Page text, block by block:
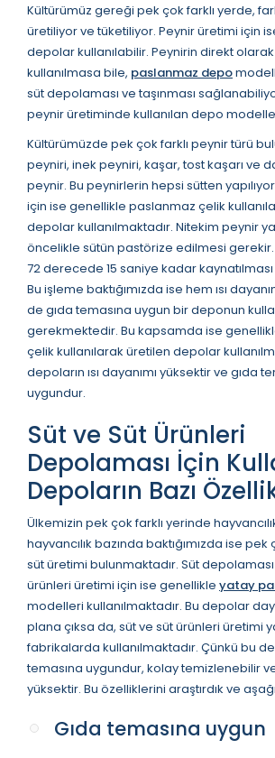
Kültürümüz gereği pek çok farklı yerde,
üretiliyor ve tüketiliyor. Peynir üretimi için
depolar kullanılabilir. Peynirin direkt
kullanılmasa bile, paslanmaz depo
süt depolaması ve taşınması
peynir üretiminde kullanılan depo
Kültürümüzde pek çok farklı peynir türü
peyniri, inek peyniri, kaşar, tost kaşarı ve
peynir. Bu peynirlerin hepsi sütten
için ise genellikle paslanmaz çelik
depolar kullanılmaktadır. Nitekim peynir
öncelikle sütün pastörize edilmesi gerekir.
72 derecede 15 saniye kadar
Bu işleme baktığımızda ise hem ısı
de gıda temasına uygun bir deponun
gerekmektedir. Bu kapsamda ise
çelik kullanılarak üretilen depolar
depoların ısı dayanımı yüksektir ve gıda
uygundur.
Süt ve Süt Ürünleri
Depolaması İçin
Depoların Bazı
Ülkemizin pek çok farklı yerinde
hayvancılık bazında baktığımızda ise
süt üretimi bulunmaktadır. Süt
ürünleri üretimi için ise genellikle yatay
modelleri kullanılmaktadır. Bu depolar
plana çıksa da, süt ve süt ürünleri üretimi
fabrikalarda kullanılmaktadır. Çünkü bu
temasına uygundur, kolay temizlenebilir ve
yüksektir. Bu özelliklerini araştırdık ve
Gıda temasına uygun